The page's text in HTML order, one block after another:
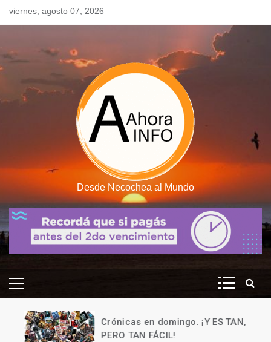
Skipviernes, agosto 07, 2026
Desde Necochea al Mundo
Crónicas en domingo. ¡Y ES TAN,
PERO TAN FÁCIL!